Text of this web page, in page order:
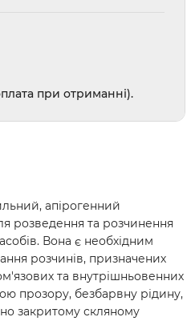
при отриманні).
апірогенний
розведення та розчинення
Вона є необхідним
розчинів, призначених
та внутрішньовенних
прозору, безбарвну рідину,
закритому скляному